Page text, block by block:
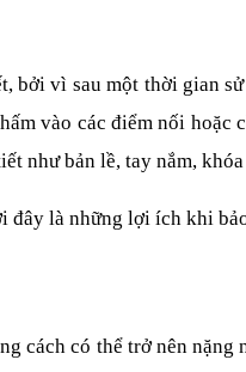
bởi vì sau một thời gian
vào các điểm nối
như bản lề, tay nắm, khóa
đây là những lợi ích khi
cách có thể trở nên